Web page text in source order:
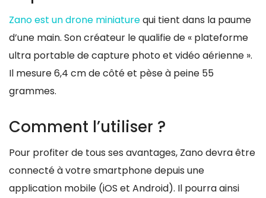
Zano est un drone miniaturequi tient dans la paume
d’une main. Son créateur le qualifie de « plateforme
ultra portable de capture photo et vidéo aérienne ».
Il mesure 6,4 cm de côté et pèse à peine 55
grammes.
Comment l’utiliser ?
Pour profiter de tous ses avantages, Zano devra être
connecté à votre smartphone depuis une
application mobile (iOS et Android). Il pourra ainsi